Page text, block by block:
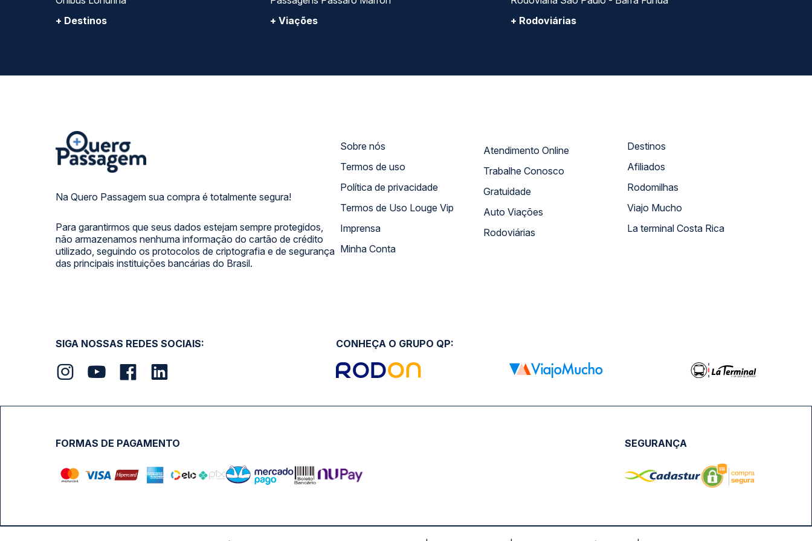
+ Destinos
+ Viações
+ Rodoviárias
Na Quero Passagem sua compra é totalmente segura!
Para garantirmos que seus dados estejam sempre protegidos,
não armazenamos nenhuma informação do cartão de crédito
utilizado, seguindo os protocolos de criptografia e de segurança
das principais instituições bancárias do Brasil.
Sobre nós
Termos de uso
Política de privacidade
Termos de Uso Louge Vip
Imprensa
Minha Conta
Atendimento Online
Trabalhe Conosco
Gratuidade
Auto Viações
Rodoviárias
Destinos
Afiliados
Rodomilhas
Viajo Mucho
La terminal Costa Rica
SIGA NOSSAS REDES SOCIAIS: CONHEÇA O GRUPO QP:
FORMAS DE PAGAMENTO SEGURANÇA